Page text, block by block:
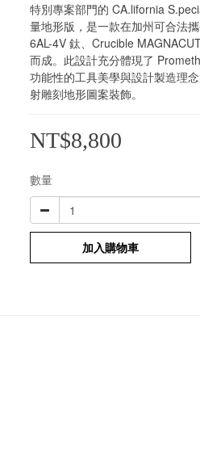
特別專案部門的 CA.lifornia
量地形版，是一款在加州可合法
6AL-4V 鈦、Crucible
而成。此設計充分體現了
功能性的工具美學與設計製造理
射雕刻地形圖案裝飾。
NT$8,800
數量
加入購物車